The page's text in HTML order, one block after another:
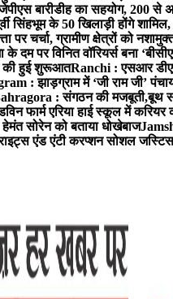
बारीडीह का सहयोग, 200
सिंहभूम के 50 खिलाड़ी होंगे
पर चर्चा, ग्रामीण क्षेत्रों को
पर विनित वॉरियर्स बना
की हुई शुरूआतRanchi : एसआर
: झाड़ग्राम में ‘जी राम जी’
: संगठन की मजबूती,बूथ
फार्म एरिया हाई स्कूल में करियर
सोरेन को बताया धोखेबाज
एंड एंटी करप्शन सोशल